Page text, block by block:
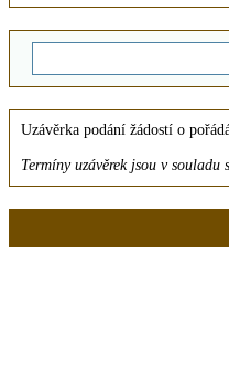
Uzávěrka podání žádostí o
Termíny uzávěrek jsou v souladu